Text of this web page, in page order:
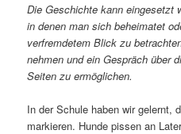
Die Geschichte kann eingesetzt
in denen man sich beheimatet
verfremdetem Blick zu
nehmen und ein Gespräch über
Seiten zu ermöglichen.
In der Schule haben wir gelernt,
markieren. Hunde pissen an